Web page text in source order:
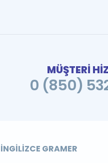
MÜŞTERİ
0 (850)
İNGILIZCE GRAMER